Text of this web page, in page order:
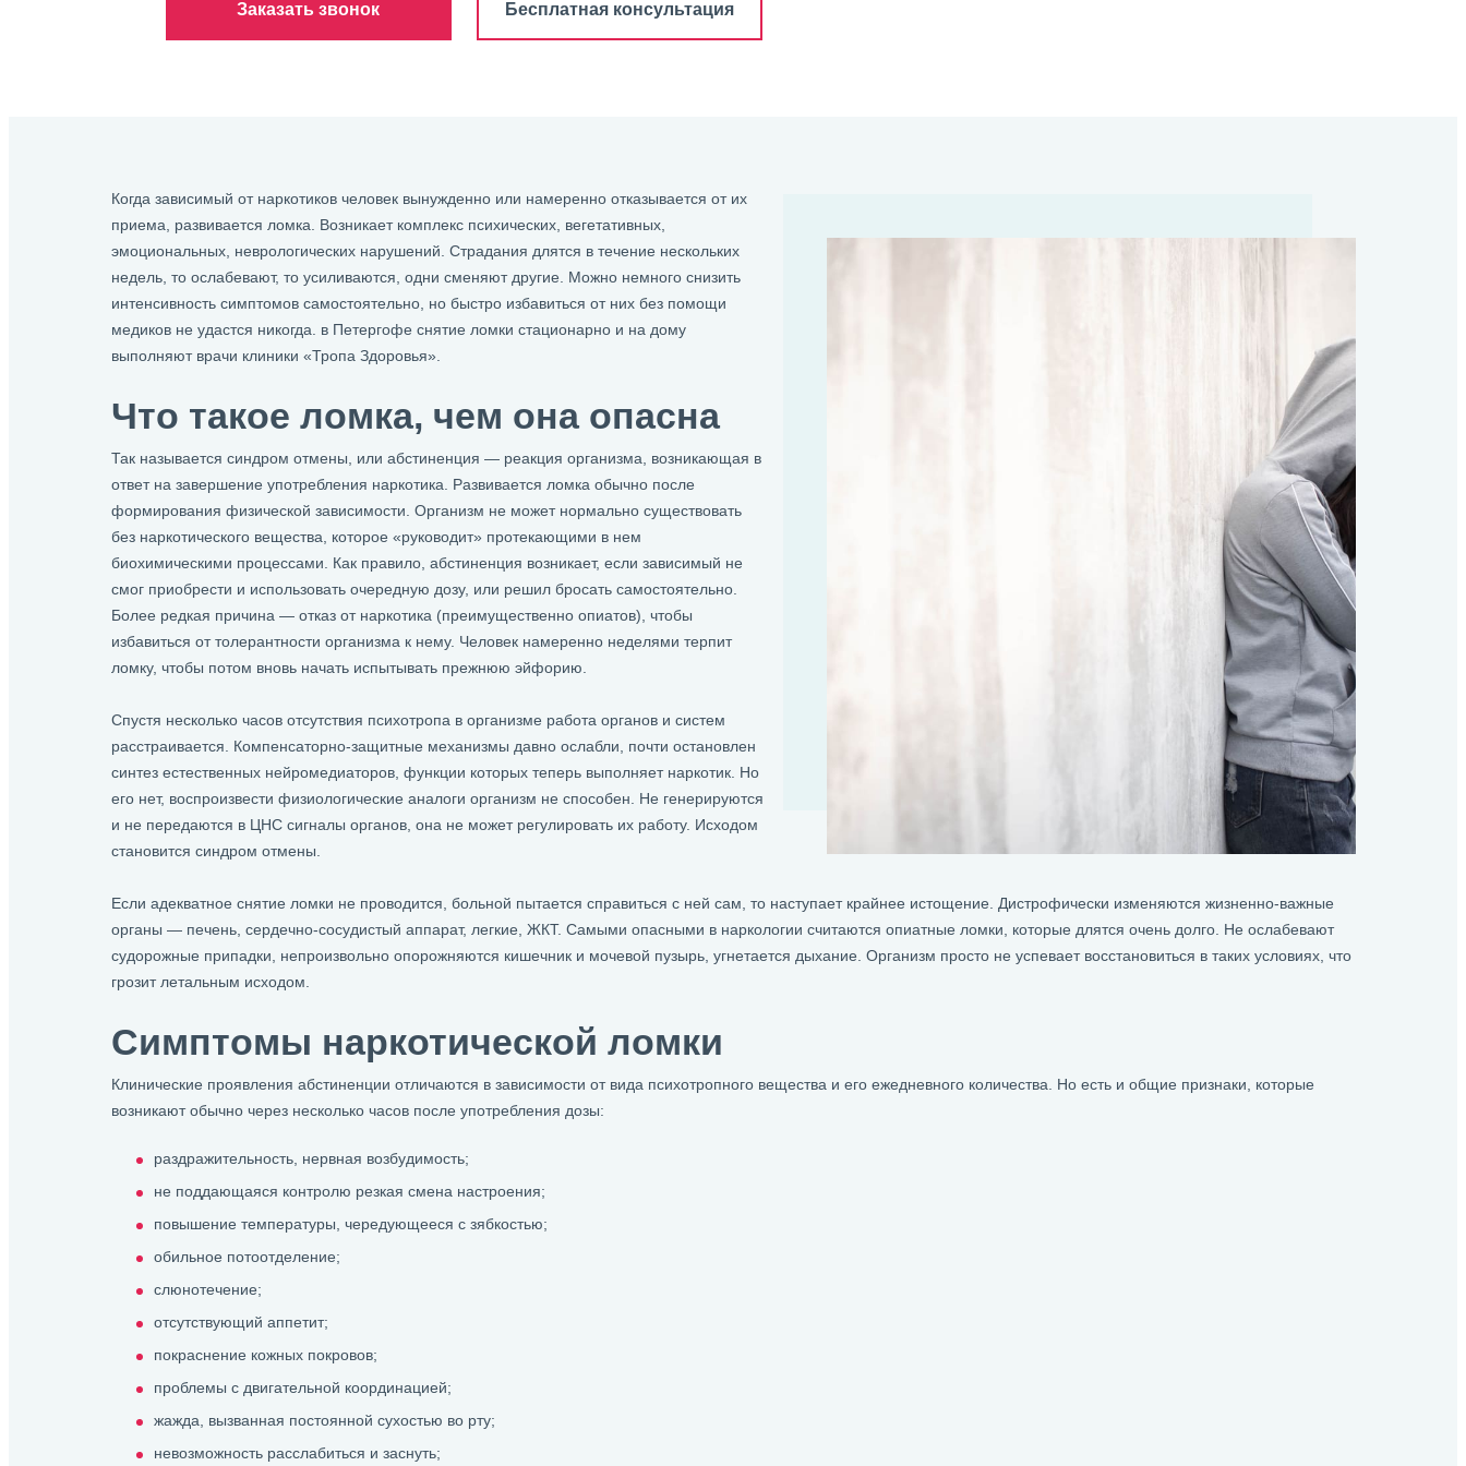
Заказать звонок Бесплатная консультация
Когда зависимый от наркотиков человек вынужденно или намеренно отказывается от их
приема, развивается ломка. Возникает комплекс психических, вегетативных,
эмоциональных, неврологических нарушений. Страдания длятся в течение нескольких
недель, то ослабевают, то усиливаются, одни сменяют другие. Можно немного снизить
интенсивность симптомов самостоятельно, но быстро избавиться от них без помощи
медиков не удастся никогда. в Петергофе снятие ломки стационарно и на дому
выполняют врачи клиники «Тропа Здоровья».
Что такое ломка, чем она опасна
Так называется синдром отмены, или абстиненция — реакция организма, возникающая в
ответ на завершение употребления наркотика. Развивается ломка обычно после
формирования физической зависимости. Организм не может нормально существовать
без наркотического вещества, которое «руководит» протекающими в нем
биохимическими процессами. Как правило, абстиненция возникает, если зависимый не
смог приобрести и использовать очередную дозу, или решил бросать самостоятельно.
Более редкая причина — отказ от наркотика (преимущественно опиатов), чтобы
избавиться от толерантности организма к нему. Человек намеренно неделями терпит
ломку, чтобы потом вновь начать испытывать прежнюю эйфорию.
Спустя несколько часов отсутствия психотропа в организме работа органов и систем
расстраивается. Компенсаторно-защитные механизмы давно ослабли, почти остановлен
синтез естественных нейромедиаторов, функции которых теперь выполняет наркотик. Но
его нет, воспроизвести физиологические аналоги организм не способен. Не генерируются
и не передаются в ЦНС сигналы органов, она не может регулировать их работу. Исходом
становится синдром отмены.
Если адекватное снятие ломки не проводится, больной пытается справиться с ней сам, то наступает крайнее истощение. Дистрофически изменяются жизненно-важные
органы — печень, сердечно-сосудистый аппарат, легкие, ЖКТ. Самыми опасными в наркологии считаются опиатные ломки, которые длятся очень долго. Не ослабевают
судорожные припадки, непроизвольно опорожняются кишечник и мочевой пузырь, угнетается дыхание. Организм просто не успевает восстановиться в таких условиях, что
грозит летальным исходом.
Симптомы наркотической ломки
Клинические проявления абстиненции отличаются в зависимости от вида психотропного вещества и его ежедневного количества. Но есть и общие признаки, которые
возникают обычно через несколько часов после употребления дозы:
раздражительность, нервная возбудимость;
не поддающаяся контролю резкая смена настроения;
повышение температуры, чередующееся с зябкостью;
обильное потоотделение;
слюнотечение;
отсутствующий аппетит;
покраснение кожных покровов;
проблемы с двигательной координацией;
жажда, вызванная постоянной сухостью во рту;
невозможность расслабиться и заснуть;